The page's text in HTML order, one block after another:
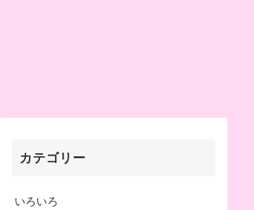
カテゴリー
いろいろ